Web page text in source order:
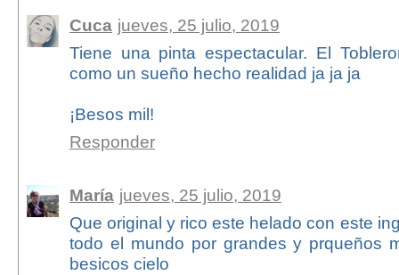
Cuca jueves, 25 julio, 2019
Tiene una pinta espectacular. El
como un sueño hecho realidad ja ja ja
¡Besos mil!
Responder
María jueves, 25 julio, 2019
Que original y rico este helado con este
todo el mundo por grandes y prqueños
besicos cielo